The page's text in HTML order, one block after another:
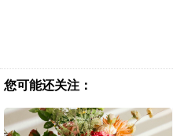
您可能还关注：